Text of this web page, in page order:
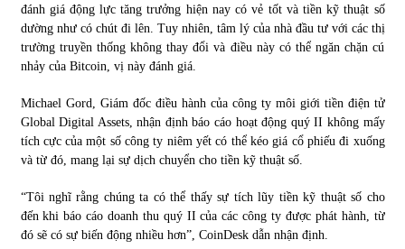
đánh giá động lực tăng trưởng hiện nay có vẻ tốt và tiền kỹ thuật số
dường như có chút đi lên. Tuy nhiên, tâm lý của nhà đầu tư với các thị
trường truyền thống không thay đổi và điều này có thể ngăn chặn cú
nhảy của Bitcoin, vị này đánh giá.
Michael Gord, Giám đốc điều hành của công ty môi giới tiền điện tử
Global Digital Assets, nhận định báo cáo hoạt động quý II không mấy
tích cực của một số công ty niêm yết có thể kéo giá cổ phiếu đi xuống
và từ đó, mang lại sự dịch chuyển cho tiền kỹ thuật số.
“Tôi nghĩ rằng chúng ta có thể thấy sự tích lũy tiền kỹ thuật số cho
đến khi báo cáo doanh thu quý II của các công ty được phát hành, từ
đó sẽ có sự biến động nhiều hơn”, CoinDesk dẫn nhận định.